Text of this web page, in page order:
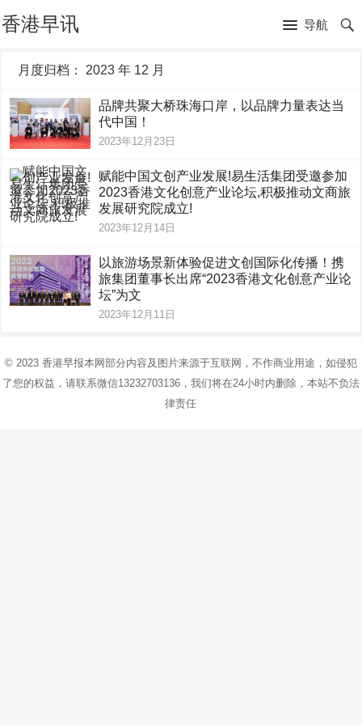
香港早讯 导航
月度归档： 2023 年 12 月
品牌共聚大桥珠海口岸，以品牌力量表达当
代中国！
2023年12月23日
赋能中国文创产业发展!易生活集团受邀参加
2023香港文化创意产业论坛,积极推动文商旅
发展研究院成立!
2023年12月14日
以旅游场景新体验促进文创国际化传播！携
旅集团董事长出席“2023香港文化创意产业论
坛”为文
2023年12月11日
© 2023 香港早报本网部分内容及图片来源于互联网，不作商业用途，如侵犯
了您的权益，请联系微信13232703136，我们将在24小时内删除，本站不负法
律责任